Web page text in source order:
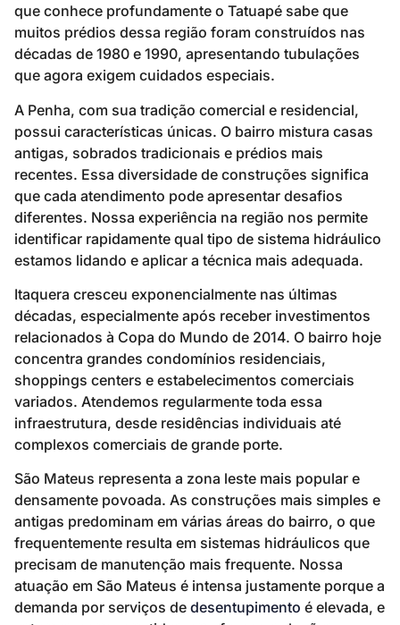
que conhece profundamente o Tatuapé sabe que
muitos prédios dessa região foram construídos nas
décadas de 1980 e 1990, apresentando tubulações
que agora exigem cuidados especiais.
A Penha, com sua tradição comercial e residencial,
possui características únicas. O bairro mistura casas
antigas, sobrados tradicionais e prédios mais
recentes. Essa diversidade de construções significa
que cada atendimento pode apresentar desafios
diferentes. Nossa experiência na região nos permite
identificar rapidamente qual tipo de sistema hidráulico
estamos lidando e aplicar a técnica mais adequada.
Itaquera cresceu exponencialmente nas últimas
décadas, especialmente após receber investimentos
relacionados à Copa do Mundo de 2014. O bairro hoje
concentra grandes condomínios residenciais,
shoppings centers e estabelecimentos comerciais
variados. Atendemos regularmente toda essa
infraestrutura, desde residências individuais até
complexos comerciais de grande porte.
São Mateus representa a zona leste mais popular e
densamente povoada. As construções mais simples e
antigas predominam em várias áreas do bairro, o que
frequentemente resulta em sistemas hidráulicos que
precisam de manutenção mais frequente. Nossa
atuação em São Mateus é intensa justamente porque a
demanda por serviços de desentupimento é elevada, e